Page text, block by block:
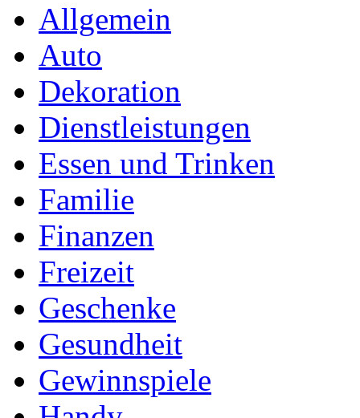
Allgemein
Auto
Dekoration
Dienstleistungen
Essen und Trinken
Familie
Finanzen
Freizeit
Geschenke
Gesundheit
Gewinnspiele